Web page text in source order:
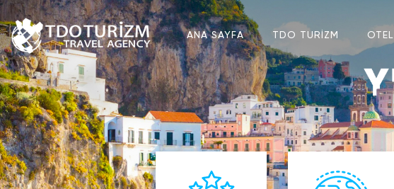
ANA SAYFA TDO TURİZM OTEL
Yurtiçi ve Yurtdışı
Yurtiçi ve Yurtdışı